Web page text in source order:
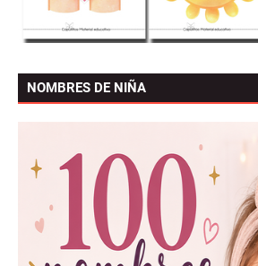
NOMBRES DE NIÑA